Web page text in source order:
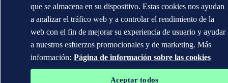
que se almacena en su dispositivo. Estas cookies nos ayudan
a analizar el tráfico web y a controlar el rendimiento de la
web con el fin de mejorar su experiencia de usuario y ayudar
a nuestros esfuerzos promocionales y de marketing. Más
información: Página de información sobre las cookies
Aceptar todos